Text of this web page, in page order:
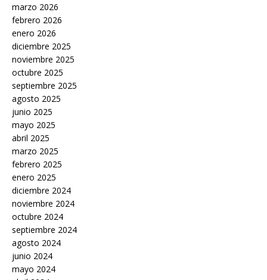
marzo 2026
febrero 2026
enero 2026
diciembre 2025
noviembre 2025
octubre 2025
septiembre 2025
agosto 2025
junio 2025
mayo 2025
abril 2025
marzo 2025
febrero 2025
enero 2025
diciembre 2024
noviembre 2024
octubre 2024
septiembre 2024
agosto 2024
junio 2024
mayo 2024